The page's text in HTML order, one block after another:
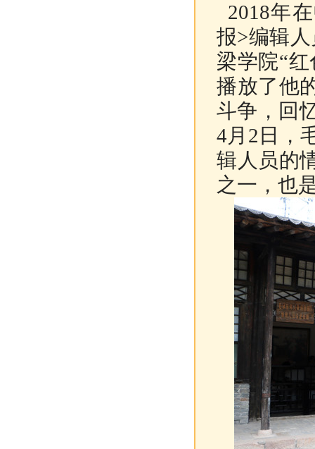
2018年
报>编辑
梁学院“
播放了他
斗争，回
4月2日，
辑人员的
之一，也